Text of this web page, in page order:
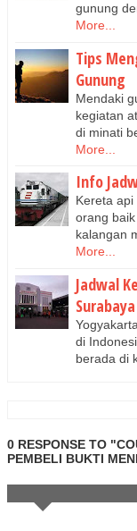
gunung
More...
Tips
Gunung
Mendaki
kegiatan
di minati
More...
Info
Kereta
orang
kalangan
More...
Jadwal
di
berada di
0 RESPONSE TO
PEMBELI BUKTI